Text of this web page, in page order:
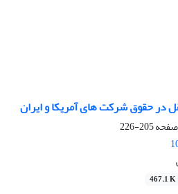
در حقوق شرکت های آمریکا و ایران
205-226
467.1 K